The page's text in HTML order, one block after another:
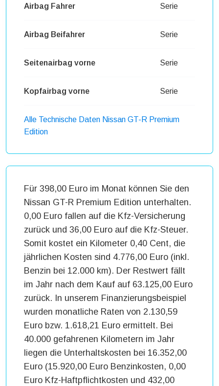
Airbag Fahrer Serie
Airbag Beifahrer Serie
Seitenairbag vorne Serie
Kopfairbag vorne Serie
Alle Technische Daten Nissan GT-R Premium
Edition
Für 398,00 Euro im Monat können Sie den
Nissan GT-R Premium Edition unterhalten.
0,00 Euro fallen auf die Kfz-Versicherung
zurück und 36,00 Euro auf die Kfz-Steuer.
Somit kostet ein Kilometer 0,40 Cent, die
jährlichen Kosten sind 4.776,00 Euro (inkl.
Benzin bei 12.000 km). Der Restwert fällt
im Jahr nach dem Kauf auf 63.125,00 Euro
zurück. In unserem Finanzierungsbeispiel
wurden monatliche Raten von 2.130,59
Euro bzw. 1.618,21 Euro ermittelt. Bei
40.000 gefahrenen Kilometern im Jahr
liegen die Unterhaltskosten bei 16.352,00
Euro (15.920,00 Euro Benzinkosten, 0,00
Euro Kfz-Haftpflichtkosten und 432,00